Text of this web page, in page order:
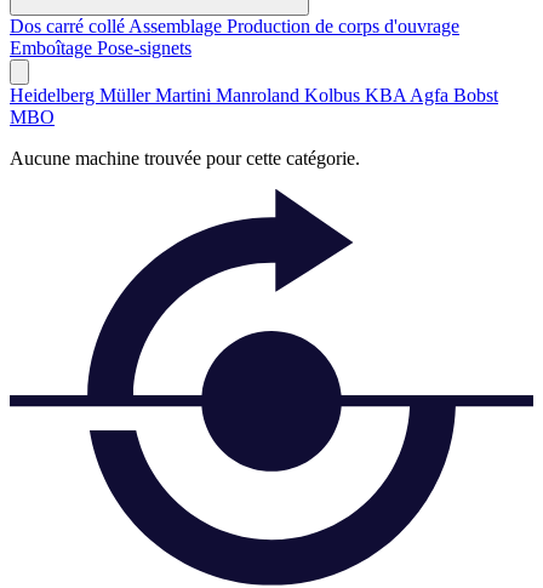
Dos carré collé Assemblage Production de corps d'ouvrage
Emboîtage Pose-signets
Heidelberg Müller Martini Manroland Kolbus KBA Agfa Bobst
MBO
Aucune machine trouvée pour cette catégorie.